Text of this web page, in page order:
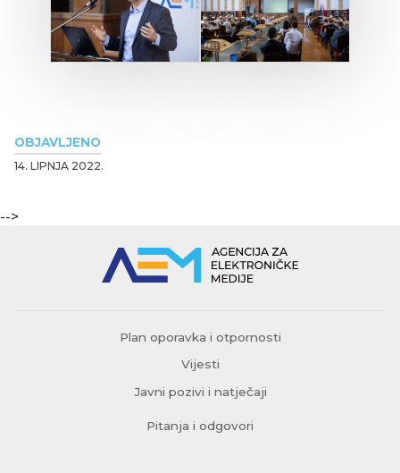
OBJAVLJENO
14. LIPNJA 2022.
-->
Plan oporavka i otpornosti
Vijesti
Javni pozivi i natječaji
Pitanja i odgovori